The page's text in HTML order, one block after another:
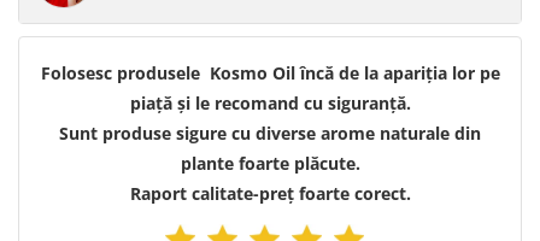
Folosesc produsele Kosmo Oil încă de la apariția lor pe
piață și le recomand cu siguranță.
Sunt produse sigure cu diverse arome naturale din
plante foarte plăcute.
Raport calitate-preț foarte corect.